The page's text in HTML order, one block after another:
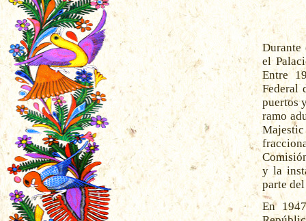
Durante
el
Entre
Federal
puertos
ramo
y la
parte
En